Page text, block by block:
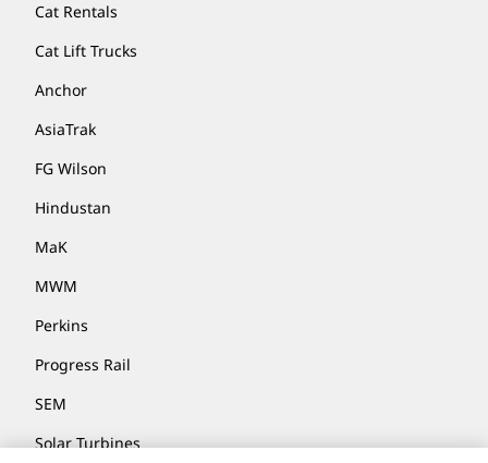
Cat Rentals
Cat Lift Trucks
Anchor
AsiaTrak
FG Wilson
Hindustan
MaK
MWM
Perkins
Progress Rail
SEM
Solar Turbines